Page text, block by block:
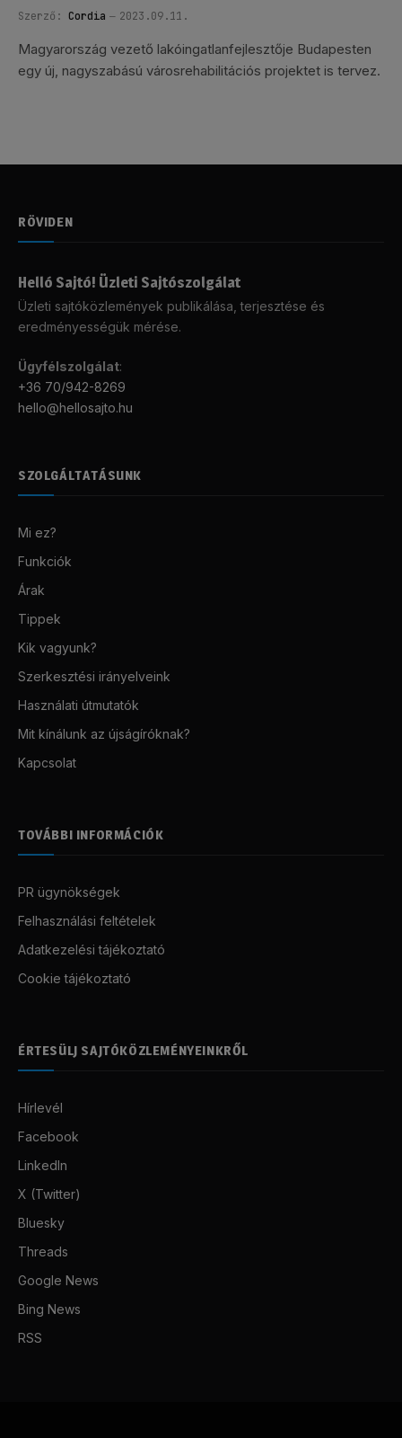
Szerző: Cordia 2023.09.11.
Magyarország vezető lakóingatlanfejlesztője Budapesten
egy új, nagyszabású városrehabilitációs projektet is tervez.
RÖVIDEN
Helló Sajtó! Üzleti Sajtószolgálat
Üzleti sajtóközlemények publikálása, terjesztése és
eredményességük mérése.
Ügyfélszolgálat:
+36 70/942-8269
hello@hellosajto.hu
SZOLGÁLTATÁSUNK
Mi ez?
Funkciók
Árak
Tippek
Kik vagyunk?
Szerkesztési irányelveink
Használati útmutatók
Mit kínálunk az újságíróknak?
Kapcsolat
TOVÁBBI INFORMÁCIÓK
PR ügynökségek
Felhasználási feltételek
Adatkezelési tájékoztató
Cookie tájékoztató
ÉRTESÜLJ SAJTÓKÖZLEMÉNYEINKRŐL
Hírlevél
Facebook
LinkedIn
X (Twitter)
Bluesky
Threads
Google News
Bing News
RSS